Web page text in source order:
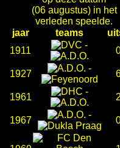
(06 augustus) in het
verleden speelde.
jaar
teams
1911
-
1927
-
1961
-
1967
-